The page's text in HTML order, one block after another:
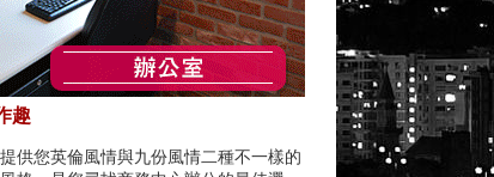
趣
供您英倫風情與九份風情二種不一樣的